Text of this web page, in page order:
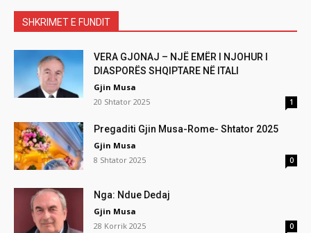
SHKRIMET E FUNDIT
VERA GJONAJ – NJË EMËR I NJOHUR I
DIASPORËS SHQIPTARE NË ITALI
Gjin Musa
20 Shtator 2025
1
Pregaditi Gjin Musa-Rome- Shtator 2025
Gjin Musa
8 Shtator 2025
0
Nga: Ndue Dedaj
Gjin Musa
28 Korrik 2025
0